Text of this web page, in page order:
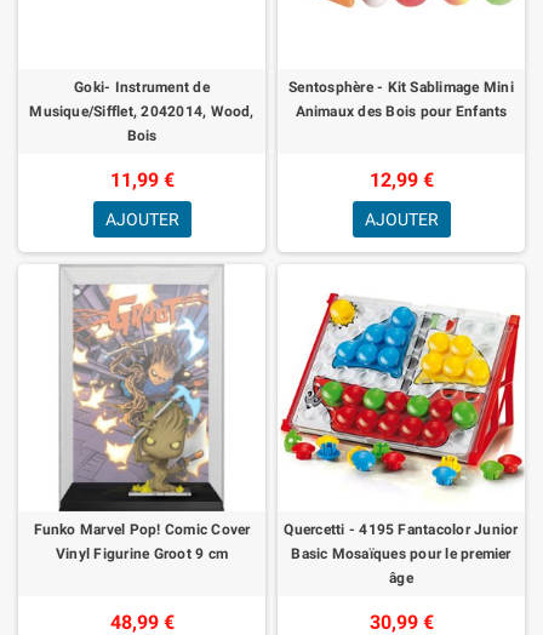
Goki- Instrument de
Musique/Sifflet, 2042014, Wood,
Bois
11,99 €
AJOUTER
Sentosphère - Kit Sablimage Mini
Animaux des Bois pour Enfants
12,99 €
AJOUTER
Funko Marvel Pop! Comic Cover
Vinyl Figurine Groot 9 cm
48,99 €
Quercetti - 4195 Fantacolor Junior
Basic Mosaïques pour le premier
âge
30,99 €